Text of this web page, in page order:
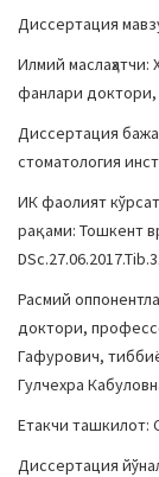
Диссертация
Илмий
фанлари
Диссертация
стоматология
ИК фаолият
рақами: Тошкент
Расмий
доктори,
Гафурович,
Гулчехра
Етакчи ташкилот:
Диссертация